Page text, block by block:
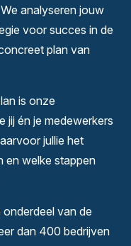
analyseren jouw
voor succes in de
plan van
is onze
jij én je medewerkers
jullie het
en welke stappen
van de
dan 400 bedrijven